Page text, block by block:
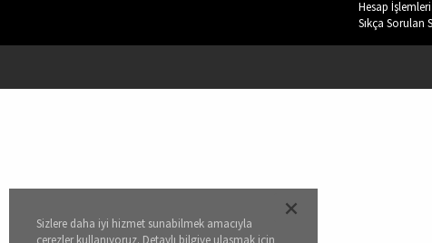
Sizlere daha iyi hizmet sunabilmek amacıyla
çerezler kullanıyoruz. Detaylı bilgiye ulaşmak için
Hesap İşlemleri
Sıkça Sorulan